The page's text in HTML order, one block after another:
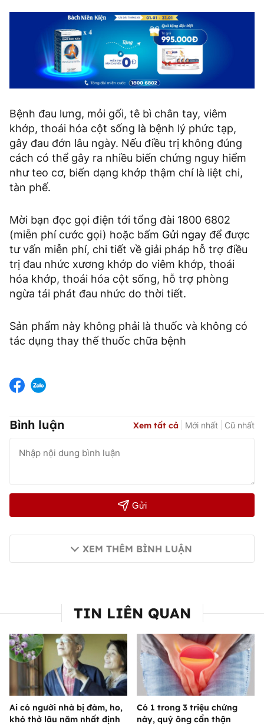
Bệnh đau lưng, mỏi gối, tê bì chân tay, viêm
khớp, thoái hóa cột sống là bệnh lý phức tạp,
gây đau đớn lâu ngày. Nếu điều trị không đúng
cách có thể gây ra nhiều biến chứng nguy hiểm
như teo cơ, biến dạng khớp thậm chí là liệt chi,
tàn phế.
Mời bạn đọc gọi điện tới tổng đài 1800 6802
(miễn phí cước gọi) hoặc bấm Gửi ngay để được
tư vấn miễn phí, chi tiết về giải pháp hỗ trợ điều
trị đau nhức xương khớp do viêm khớp, thoái
hóa khớp, thoái hóa cột sống, hỗ trợ phòng
ngừa tái phát đau nhức do thời tiết.
Sản phẩm này không phải là thuốc và không có
tác dụng thay thế thuốc chữa bệnh
Bình luận Xem tất cả Mới nhất Cũ nhất
Gửi
XEM THÊM BÌNH LUẬN
TIN LIÊN QUAN
Ai có người nhà bị đàm, ho,
khó thở lâu năm nhất định
Có 1 trong 3 triệu chứng
này, quý ông cẩn thận